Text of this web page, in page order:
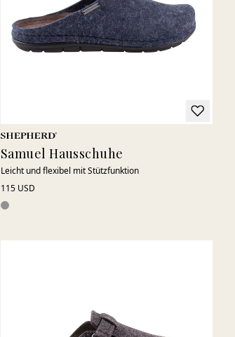
Samuel Hausschuhe
Leicht und flexibel mit Stützfunktion
115 USD